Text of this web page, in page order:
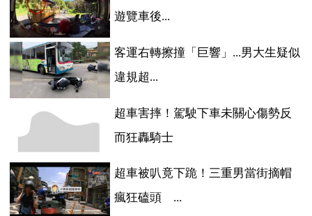
遊覽車後...
客運右轉擦撞「巨響」...男大生疑似
違規超...
超車害摔！駕駛下車未關心傷勢反
而狂轟騎士
超車被叭竟下跪！三重男當街摘帽
瘋狂磕頭 ...